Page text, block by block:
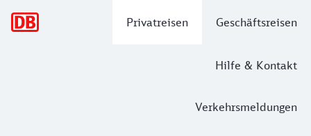
Privatreisen Geschäftsreisen
Hilfe & Kontakt
Verkehrsmeldungen